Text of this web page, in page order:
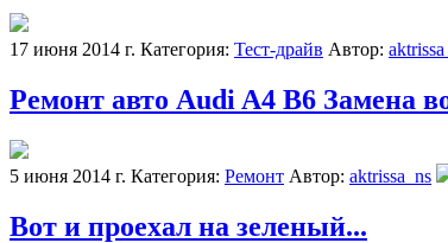
17 июня 2014 г. Категория: Тест-драйв Автор:
Ремонт авто Audi A4 B6 Замена
5 июня 2014 г. Категория: Ремонт Автор: aktrissa_ns
Вот и проехал на зеленый...